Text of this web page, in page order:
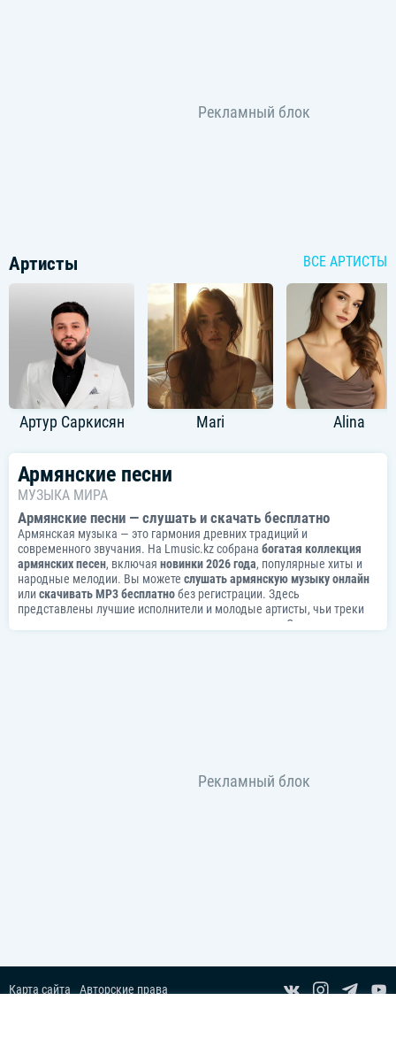
Армянские песни
МУЗЫКА МИРА
Армянские песни — слушать и скачать бесплатно
Армянская музыка — это гармония древних традиций и
современного звучания. На Lmusic.kzсобрана богатая коллекция
армянских песен, включая новинки 2026 года, популярные хиты и
народные мелодии. Вы можете слушать армянскую музыку онлайн
или скачивать MP3 бесплатнобез регистрации. Здесь
представлены лучшие исполнители и молодые артисты, чьи треки
пронизаны национальным колоритом и эмоциями. Окунитесь в
Артисты ВСЕ АРТИСТЫ
Артур Саркисян Mari Alina
Карта сайта
Авторские права